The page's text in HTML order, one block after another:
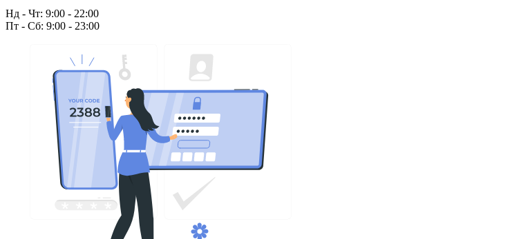
Нд - Чт: 9:00 - 22:00
Пт - Сб: 9:00 - 23:00